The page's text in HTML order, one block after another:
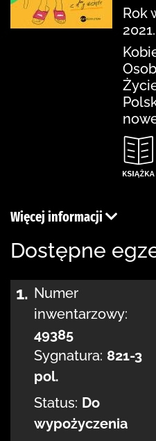
Rok
2021.
Więcej informacji
Dostępne
1. Numer
inwentarzowy:
49385
Sygnatura: 821-3
pol.
Status: Do
wypożyczenia